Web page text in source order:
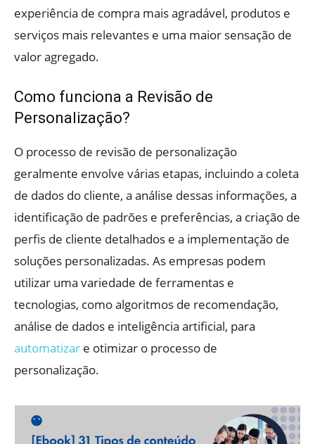
experiência de compra mais agradável, produtos e
serviços mais relevantes e uma maior sensação de
valor agregado.
Como funciona a Revisão de
Personalização?
O processo de revisão de personalização
geralmente envolve várias etapas, incluindo a coleta
de dados do cliente, a análise dessas informações, a
identificação de padrões e preferências, a criação de
perfis de cliente detalhados e a implementação de
soluções personalizadas. As empresas podem
utilizar uma variedade de ferramentas e
tecnologias, como algoritmos de recomendação,
análise de dados e inteligência artificial, para
automatizar e otimizar o processo de
personalização.